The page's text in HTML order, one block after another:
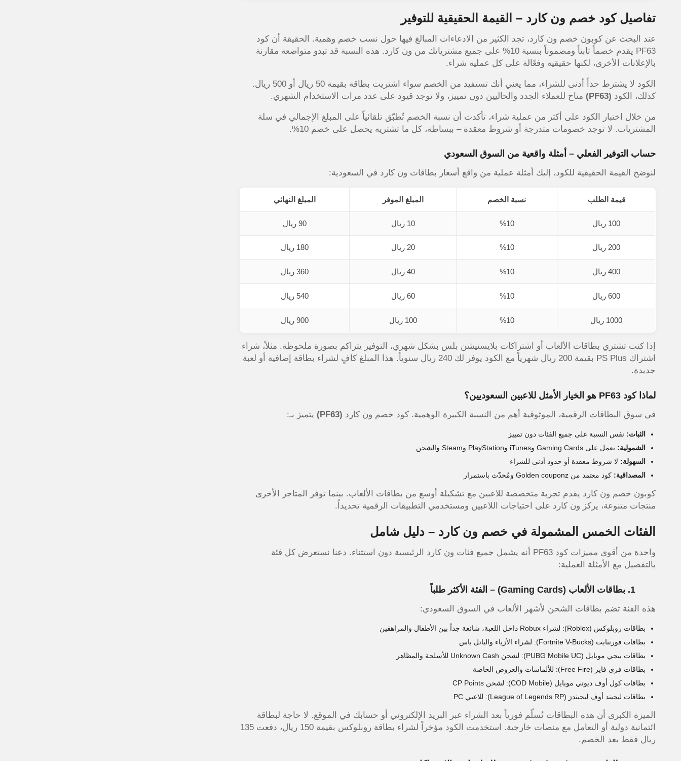
تفاصيل كود خصم ون كارد – القيمة الحقيقية للتوفير
عند البحث عن كوبون خصم ون كارد، تجد الكثير من الادعاءات المبالغ فيها حول نسب خصم وهمية. الحقيقة أن كود
PF63 يقدم خصماً ثابتاً ومضموناً بنسبة 10% على جميع مشترياتك من ون كارد. هذه النسبة قد تبدو متواضعة مقارنة
بالإعلانات الأخرى، لكنها حقيقية وفعّالة على كل عملية شراء.
الكود لا يشترط حداً أدنى للشراء، مما يعني أنك تستفيد من الخصم سواء اشتريت بطاقة بقيمة 50 ريال أو 500 ريال.
كذلك، الكود (PF63) متاح للعملاء الجدد والحاليين دون تمييز، ولا توجد قيود على عدد مرات الاستخدام الشهري.
من خلال اختبار الكود على أكثر من عملية شراء، تأكدت أن نسبة الخصم تُطبّق تلقائياً على المبلغ الإجمالي في سلة
المشتريات. لا توجد خصومات متدرجة أو شروط معقدة – ببساطة، كل ما تشتريه يحصل على خصم 10%.
حساب التوفير الفعلي – أمثلة واقعية من السوق السعودي
لنوضح القيمة الحقيقية للكود، إليك أمثلة عملية من واقع أسعار بطاقات ون كارد في السعودية:
قيمة الطلب نسبة الخصم المبلغ الموفر المبلغ النهائي
100 ريال %10 10 ريال 90 ريال
200 ريال %10 20 ريال 180 ريال
400 ريال %10 40 ريال 360 ريال
600 ريال %10 60 ريال 540 ريال
1000 ريال %10 100 ريال 900 ريال
إذا كنت تشتري بطاقات الألعاب أو اشتراكات بلايستيشن بلس بشكل شهري، التوفير يتراكم بصورة ملحوظة. مثلاً، شراء
اشتراك PS Plus بقيمة 200 ريال شهرياً مع الكود يوفر لك 240 ريال سنوياً. هذا المبلغ كافٍ لشراء بطاقة إضافية أو لعبة
جديدة.
لماذا كود PF63 هو الخيار الأمثل للاعبين السعوديين؟
في سوق البطاقات الرقمية، الموثوقية أهم من النسبة الكبيرة الوهمية. كود خصم ون كارد (PF63) يتميز بـ:
الثبات: نفس النسبة على جميع الفئات دون تمييز
الشمولية: يعمل على Gaming Cards وiTunes وPlayStation وSteam والشحن
السهولة: لا شروط معقدة أو حدود أدنى للشراء
المصداقية: كود معتمد من Golden couponz ومُحدّث باستمرار
كوبون خصم ون كارد يقدم تجربة متخصصة للاعبين مع تشكيلة أوسع من بطاقات الألعاب. بينما توفر المتاجر الأخرى
منتجات متنوعة، يركز ون كارد على احتياجات اللاعبين ومستخدمي التطبيقات الرقمية تحديداً.
الفئات الخمس المشمولة في خصم ون كارد – دليل شامل
واحدة من أقوى مميزات كود PF63 أنه يشمل جميع فئات ون كارد الرئيسية دون استثناء. دعنا نستعرض كل فئة
بالتفصيل مع الأمثلة العملية:
1. بطاقات الألعاب (Gaming Cards) – الفئة الأكثر طلباً
هذه الفئة تضم بطاقات الشحن لأشهر الألعاب في السوق السعودي:
بطاقات روبلوكس (Roblox): لشراء Robux داخل اللعبة، شائعة جداً بين الأطفال والمراهقين
بطاقات فورتنايت (Fortnite V-Bucks): لشراء الأزياء والباتل باس
بطاقات ببجي موبايل (PUBG Mobile UC): لشحن Unknown Cash للأسلحة والمظاهر
بطاقات فري فاير (Free Fire): للألماسات والعروض الخاصة
بطاقات كول أوف ديوتي موبايل (COD Mobile): لشحن CP Points
بطاقات ليجيند أوف ليجيندز (League of Legends RP): للاعبي PC
الميزة الكبرى أن هذه البطاقات تُسلّم فورياً بعد الشراء عبر البريد الإلكتروني أو حسابك في الموقع. لا حاجة لبطاقة
ائتمانية دولية أو التعامل مع منصات خارجية. استخدمت الكود مؤخراً لشراء بطاقة روبلوكس بقيمة 150 ريال، دفعت 135
ريال فقط بعد الخصم.